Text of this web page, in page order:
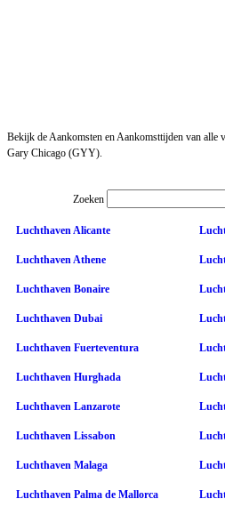
Bekijk de Aankomsten en Aankomsttijden van alle
Gary Chicago (GYY).
Zoeken
Luchthaven Alicante
Luchthaven Athene
Luchthaven Bonaire
Luchthaven Dubai
Luchthaven Fuerteventura
Luchthaven Hurghada
Luchthaven Lanzarote
Luchthaven Lissabon
Luchthaven Malaga
Luchthaven Palma de Mallorca